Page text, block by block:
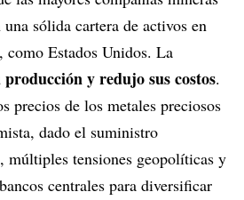
sólida cartera de activos en
como Estados Unidos. La
producción y redujo sus costos.
precios de los metales preciosos
dado el suministro
múltiples tensiones geopolíticas y
centrales para diversificar